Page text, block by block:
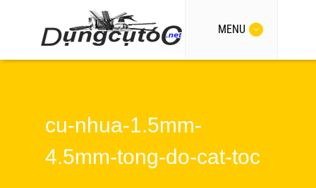
MENU
cu-nhua-1.5mm-
4.5mm-tong-do-cat-toc